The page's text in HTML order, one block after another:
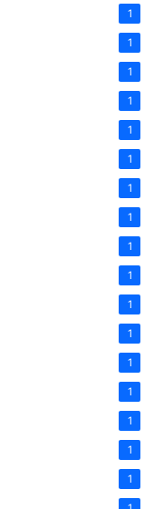
1
1
1
1
1
1
1
1
1
1
1
1
1
1
1
1
1